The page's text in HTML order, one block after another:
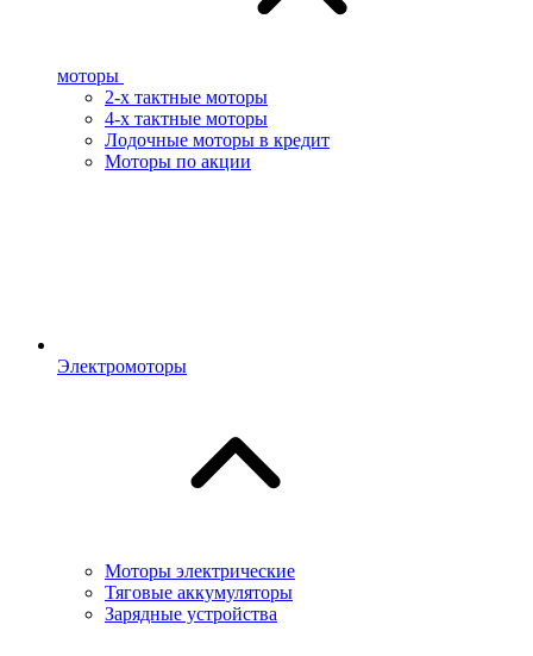
моторы
2-х тактные моторы
4-х тактные моторы
Лодочные моторы в кредит
Моторы по акции
Электромоторы
Моторы электрические
Тяговые аккумуляторы
Зарядные устройства